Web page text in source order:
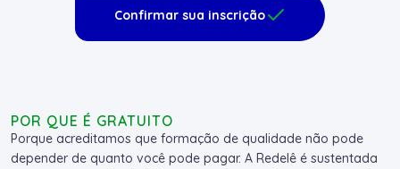
Confirmar sua inscrição
POR QUE É GRATUITO
Porque acreditamos que formação de qualidade não pode
depender de quanto você pode pagar. A Redelê é sustentada